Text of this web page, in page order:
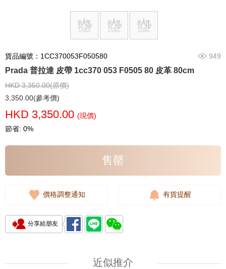
貨品編號：1CC370053F050580 949
Prada 普拉達 皮帶 1cc370 053 F0505 80 皮革 80cm
HKD 3,350.00(原價)
3,350.00(參考價)
HKD 3,350.00 (現價)
節省: 0%
售罄
價格調整通知 有貨提醒
分享給朋友
近似推介